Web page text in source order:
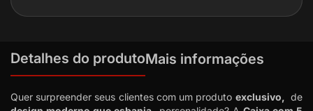
Detalhes do produtoMais informações
Quer surpreender seus clientes com um produto exclusivo, de